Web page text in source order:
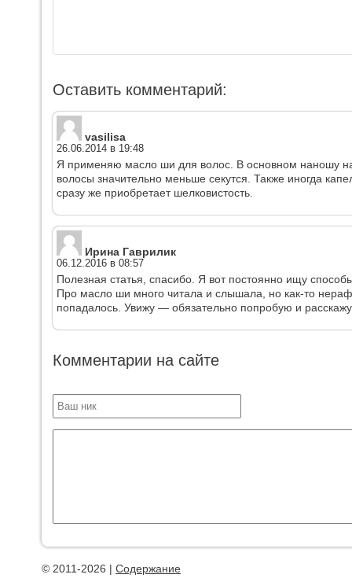
Оставить комментарий:
vasilisa
26.06.2014 в 19:48
Я применяю масло ши для волос. В основном наношу
волосы значительно меньше секутся. Также иногда
сразу же приобретает шелковистость.
Ирина Гаврилик
06.12.2016 в 08:57
Полезная статья, спасибо. Я вот постоянно ищу
Про масло ши много читала и слышала, но как-то
попадалось. Увижу — обязательно попробую и
Комментарии на сайте
© 2011-2026 | Содержание